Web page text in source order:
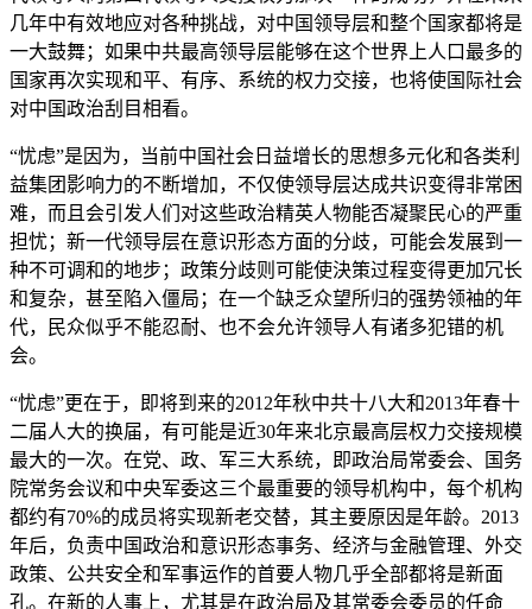
几年中有效地应对各种挑战，对中国领导层和整个国家都将是
一大鼓舞；如果中共最高领导层能够在这个世界上人口最多的
国家再次实现和平、有序、系统的权力交接，也将使国际社会
对中国政治刮目相看。
“忧虑”是因为，当前中国社会日益增长的思想多元化和各类利
益集团影响力的不断增加，不仅使领导层达成共识变得非常困
难，而且会引发人们对这些政治精英人物能否凝聚民心的严重
担忧；新一代领导层在意识形态方面的分歧，可能会发展到一
种不可调和的地步；政策分歧则可能使決策过程变得更加冗长
和复杂，甚至陷入僵局；在一个缺乏众望所归的强势领袖的年
代，民众似乎不能忍耐、也不会允许领导人有诸多犯错的机
会。
“忧虑”更在于，即将到来的2012年秋中共十八大和2013年春十
二届人大的换届，有可能是近30年来北京最高层权力交接规模
最大的一次。在党、政、军三大系统，即政治局常委会、国务
院常务会议和中央军委这三个最重要的领导机构中，每个机构
都约有70%的成员将实现新老交替，其主要原因是年龄。2013
年后，负责中国政治和意识形态事务、经济与金融管理、外交
政策、公共安全和军事运作的首要人物几乎全部都将是新面
孔。在新的人事上，尤其是在政治局及其常委会委员的任命